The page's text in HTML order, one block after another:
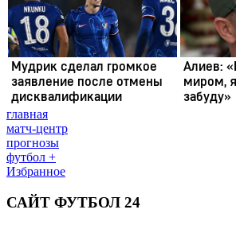
главная
матч-центр
прогнозы
футбол +
Избранное
САЙТ ФУТБОЛ 24